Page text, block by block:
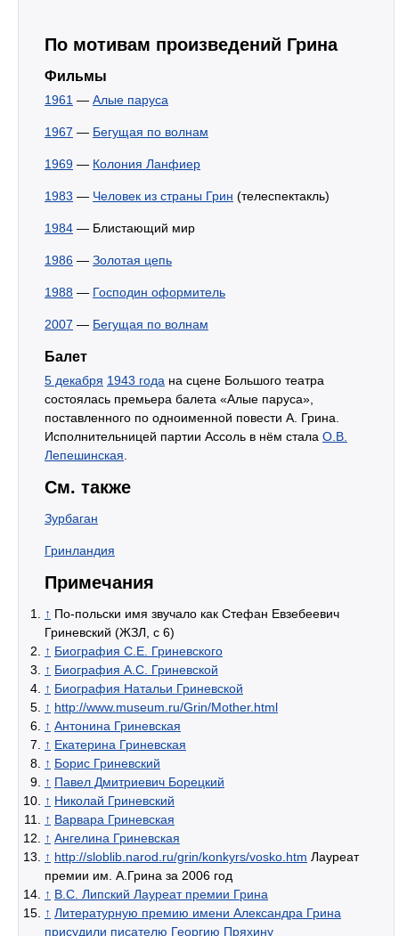
По мотивам произведений Грина
Фильмы
1961 — Алые паруса
1967 — Бегущая по волнам
1969 — Колония Ланфиер
1983 — Человек из страны Грин (телеспектакль)
1984 — Блистающий мир
1986 — Золотая цепь
1988 — Господин оформитель
2007 — Бегущая по волнам
Балет
5 декабря 1943 года на сцене Большого театра
состоялась премьера балета «Алые паруса»,
поставленного по одноименной повести А. Грина.
Исполнительницей партии Ассоль в нём стала О.В.
Лепешинская
См. также
Зурбаган
Гринландия
Примечания
↑ По-польски имя звучало как Стефан Евзебеевич
Гриневский (ЖЗЛ, с 6)
↑ Биография С.Е. Гриневского
↑ Биография А.С. Гриневской
↑ Биография Натальи Гриневской
↑ http://www.museum.ru/Grin/Mother.html
↑ Антонина Гриневская
↑ Екатерина Гриневская
↑ Борис Гриневский
↑ Павел Дмитриевич Борецкий
↑ Николай Гриневский
↑ Варвара Гриневская
↑ Ангелина Гриневская
↑ http://sloblib.narod.ru/grin/konkyrs/vosko.htm Лауреат
премии им. А.Грина за 2006 год
↑ В.С. Липский Лауреат премии Грина
↑ Литературную премию имени Александра Грина
присудили писателю Георгию Пряхину